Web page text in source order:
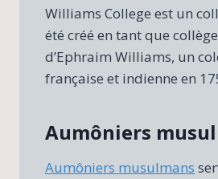
Williams College est un
été créé en tant que
d’Ephraim Williams, un
française et indienne en
Aumôniers
Aumôniers musulmans